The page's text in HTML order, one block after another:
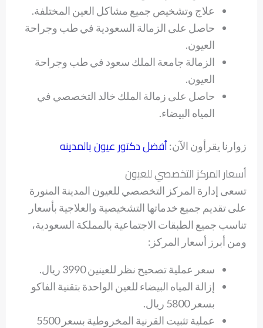
علاج وتشخيص جميع مشاكل العين المختلفة.
حاصل على الزمالة السعودية في طب وجراحة
العيون.
الزمالة جامعة الملك سعود في طب وجراحة
العيون.
حاصل على زمالة الملك خالد التخصصي في
المياه البيضاء.
زوارنا يقرأون الآن:أفضل دكتور عيون بالمدينه
أسعار المركز التخصصي للعيون
تسعى إدارة المركز التخصصي للعيون المدينة المنورة
على تقديم جميع خدماتها التشخيصية والعلاجية بأسعار
تناسب جميع الطبقات الاجتماعية بالمملكة السعودية،
ومن أبرز أسعار المركز:
سعر عملية تصحيح نظر للعينين 3990 ريال.
إزالة المياه البيضاء للعين الواحدة بتقنية الفاكو
بسعر 5800 ريال.
عملية تثبيت القرنية المخروطية بسعر 5500